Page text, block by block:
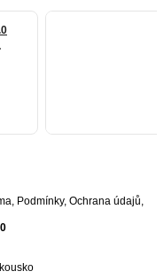
, Podmínky, Ochrana údajů,